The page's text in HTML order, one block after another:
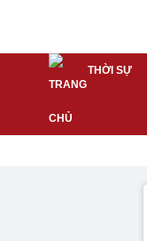
THỜI SỰ